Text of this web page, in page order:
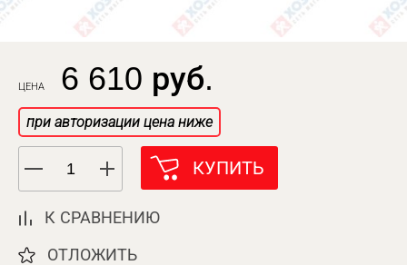
ЦЕНА 6 610 руб.
при авторизации цена ниже
КУПИТЬ
К СРАВНЕНИЮ
ОТЛОЖИТЬ